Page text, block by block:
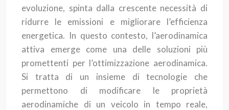
evoluzione, spinta dalla crescente necessità di
ridurre le emissioni e migliorare l’efficienza
energetica. In questo contesto, l’aerodinamica
attiva emerge come una delle soluzioni più
promettenti per l’ottimizzazione aerodinamica.
Si tratta di un insieme di tecnologie che
permettono di modificare le proprietà
aerodinamiche di un veicolo in tempo reale,